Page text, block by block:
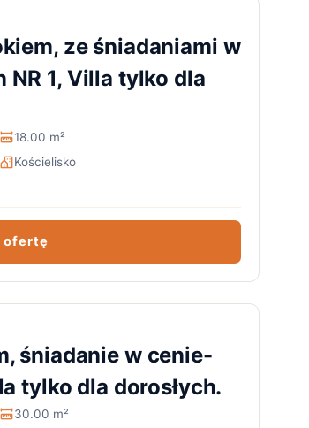
ze śniadaniami w
NR 1, Villa tylko dla
18.00 m²
Kościelisko
ofertę
śniadanie w cenie-
tylko dla dorosłych.
30.00 m²